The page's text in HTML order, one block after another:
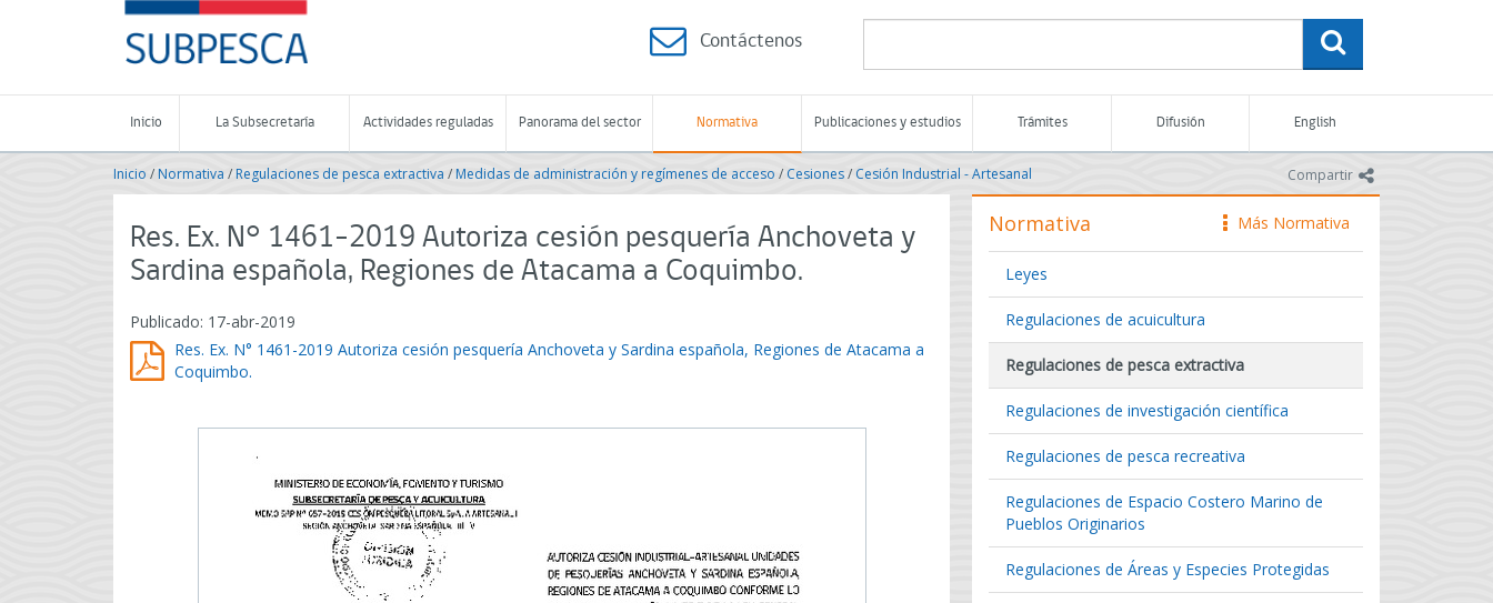
-
Subsecretaría
de
Pesca
Acuicultura
-
de
Chile
Contáctenos
Inicio La Subsecretaría Actividades reguladas Panorama del sector Normativa Publicaciones y estudios Trámites Difusión English
Compartir icono
Inicio /Normativa / Regulaciones de pesca extractiva /Medidas de administración y regímenes de acceso / Cesiones/ Cesión Industrial - Artesanal
Res. Ex. N° 1461-2019 Autoriza cesión pesquería Anchoveta y
Sardina española, Regiones de Atacama a Coquimbo.
Publicado: 17-abr-2019
Res. Ex. N° 1461-2019 Autoriza cesión pesquería Anchoveta y Sardina española, Regiones de Atacama a
Coquimbo.
icono
Más Normativa
Normativa
Leyes
Regulaciones de acuicultura
Regulaciones de pesca extractiva
Regulaciones de investigación científica
Regulaciones de pesca recreativa
Regulaciones de Espacio Costero Marino de
Pueblos Originarios
Regulaciones de Áreas y Especies Protegidas